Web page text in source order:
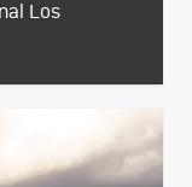
Los